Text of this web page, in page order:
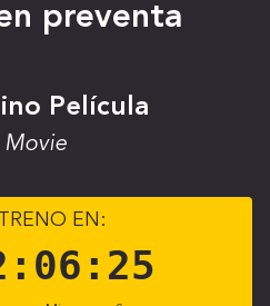
preventa
Película
Movie
EN:
: 06 : 24